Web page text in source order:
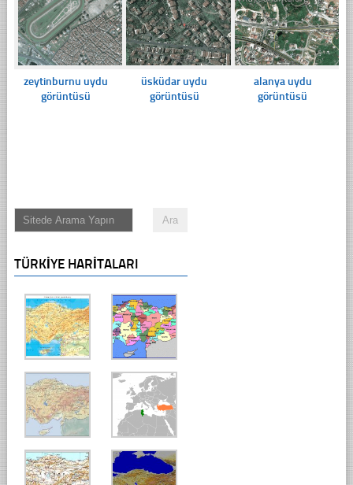
zeytinburnu uydu
görüntüsü
üsküdar uydu
görüntüsü
alanya uydu
görüntüsü
TÜRKIYE HARITALARI